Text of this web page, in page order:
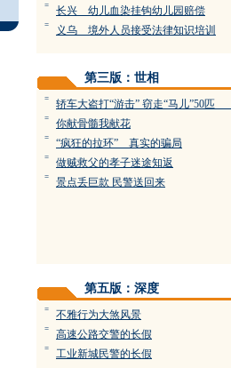
= 长兴 幼儿血染挂钩幼儿园赔偿
= 义乌 境外人员接受法律知识培训
第三版：世相
= 轿车大盗打“游击” 窃走“马儿”50
= 你献骨髓我献花
= “疯狂的拉环” 真实的骗局
= 做贼救父的孝子迷途知返
= 景点丢巨款 民警送回来
第五版：深度
= 不雅行为大煞风景
= 高速公路交警的长假
= 工业新城民警的长假